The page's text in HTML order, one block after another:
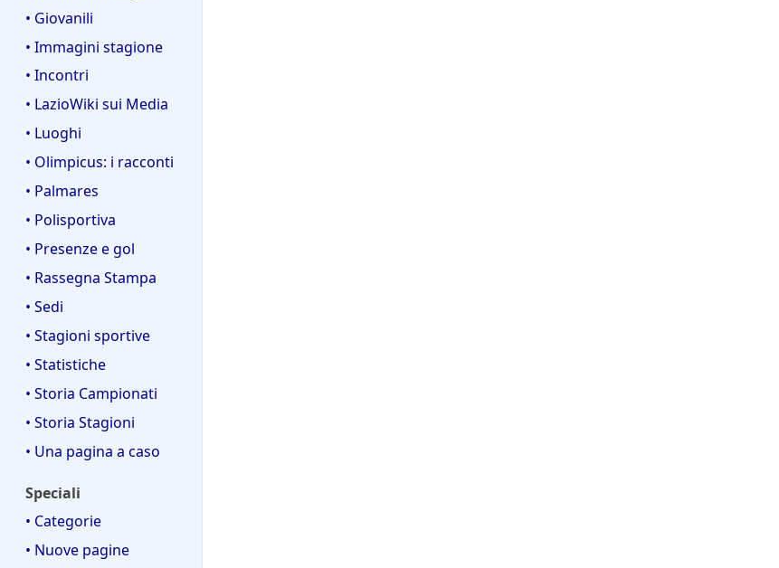
• Giovanili
• Immagini stagione
• Incontri
• LazioWiki sui Media
• Luoghi
• Olimpicus: i racconti
• Palmares
• Polisportiva
• Presenze e gol
• Rassegna Stampa
• Sedi
• Stagioni sportive
• Statistiche
• Storia Campionati
• Storia Stagioni
• Una pagina a caso
Speciali
• Categorie
• Nuove pagine